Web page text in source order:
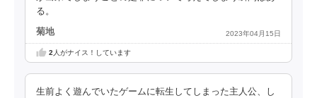
る。
菊地 2023年04月15日
2人がナイス！しています
生前よく遊んでいたゲームに転生してしまった主人公、し